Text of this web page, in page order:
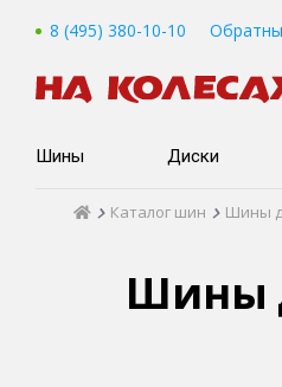
8 (495) 380-10-10
Шины Диски
Каталог шин Шины
Шины